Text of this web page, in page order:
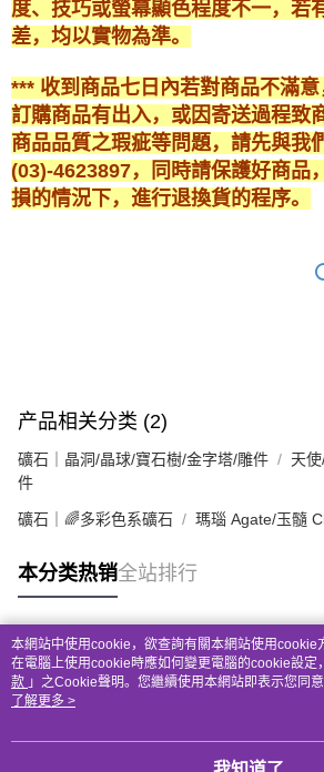
度、技巧或螢幕顯色程度不一，若
差，均以實物為準。
*** 收到商品七日內若對商品不滿
訂購商品有出入，或因寄送過程致
商品品質之瑕疵等問題，請先與我
(03)-4623897，同時請保護好商品
損的情況下，進行退換貨的程序。
产品相关分类 (2)
礦石｜晶洞/晶球/寶石樹/金字塔/雕件
天
件
礦石｜🌈多彩色系礦石 瑪瑙 Agate/玉髓
本分类热销全站排行
热门标签
本網站中使用cookie，欲查詢有關本網站使用cookie
在電腦上使用cookie時應如何變更電腦的cookie設定
款 」之Cookie聲明。您繼續使用本網站即表示您同
之Cookie聲明使用cookie。
了解更多 >